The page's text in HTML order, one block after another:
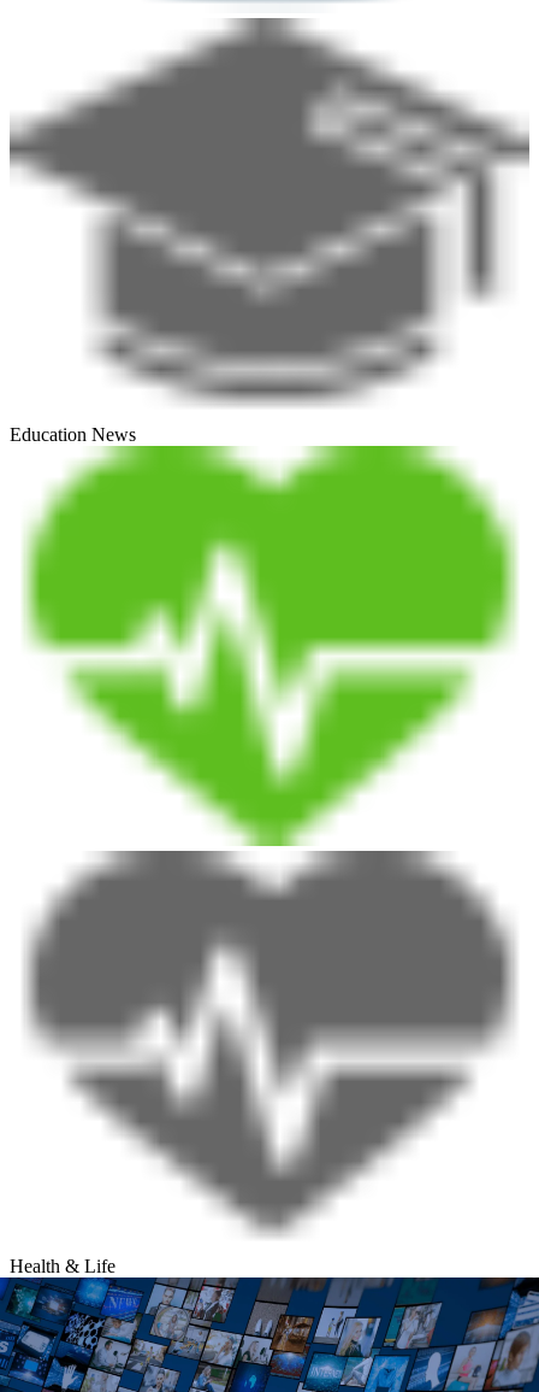
Education News
Health & Life